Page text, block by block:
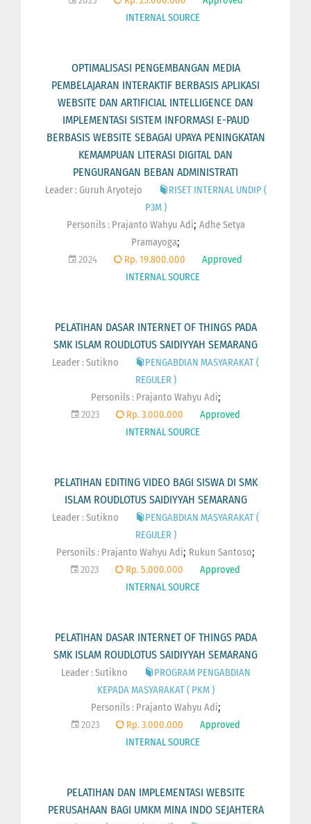
INTERNAL SOURCE
OPTIMALISASI PENGEMBANGAN MEDIA
PEMBELAJARAN INTERAKTIF BERBASIS APLIKASI
WEBSITE DAN ARTIFICIAL INTELLIGENCE DAN
IMPLEMENTASI SISTEM INFORMASI E-PAUD
BERBASIS WEBSITE SEBAGAI UPAYA PENINGKATAN
KEMAMPUAN LITERASI DIGITAL DAN
PENGURANGAN BEBAN ADMINISTRATI
Leader : Guruh Aryotejo
RISET INTERNAL UNDIP (
P3M )
Personils : Prajanto Wahyu Adi; Adhe Setya
Pramayoga;
2024 Rp. 19.800.000
Approved
INTERNAL SOURCE
PELATIHAN DASAR INTERNET OF THINGS PADA
SMK ISLAM ROUDLOTUS SAIDIYYAH SEMARANG
Leader : Sutikno
PENGABDIAN MASYARAKAT (
REGULER )
Personils : Prajanto Wahyu Adi;
2023 Rp. 3.000.000
Approved
INTERNAL SOURCE
PELATIHAN EDITING VIDEO BAGI SISWA DI SMK
ISLAM ROUDLOTUS SAIDIYYAH SEMARANG
Leader : Sutikno
PENGABDIAN MASYARAKAT (
REGULER )
Personils : Prajanto Wahyu Adi; Rukun Santoso;
2023 Rp. 5.000.000
Approved
INTERNAL SOURCE
PELATIHAN DASAR INTERNET OF THINGS PADA
SMK ISLAM ROUDLOTUS SAIDIYYAH SEMARANG
Leader : Sutikno
PROGRAM PENGABDIAN
KEPADA MASYARAKAT ( PKM )
Personils : Prajanto Wahyu Adi;
2023 Rp. 3.000.000
Approved
INTERNAL SOURCE
PELATIHAN DAN IMPLEMENTASI WEBSITE
PERUSAHAAN BAGI UMKM MINA INDO SEJAHTERA